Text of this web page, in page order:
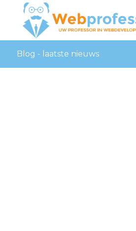
Blog - laatste nieuws